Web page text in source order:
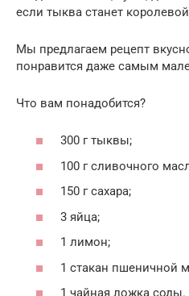
если тыква станет
Мы предлагаем рецепт
понравится даже самым
Что вам понадобится?
300 г тыквы;
100 г сливочного
150 г сахара;
3 яйца;
1 лимон;
1 стакан пшеничной